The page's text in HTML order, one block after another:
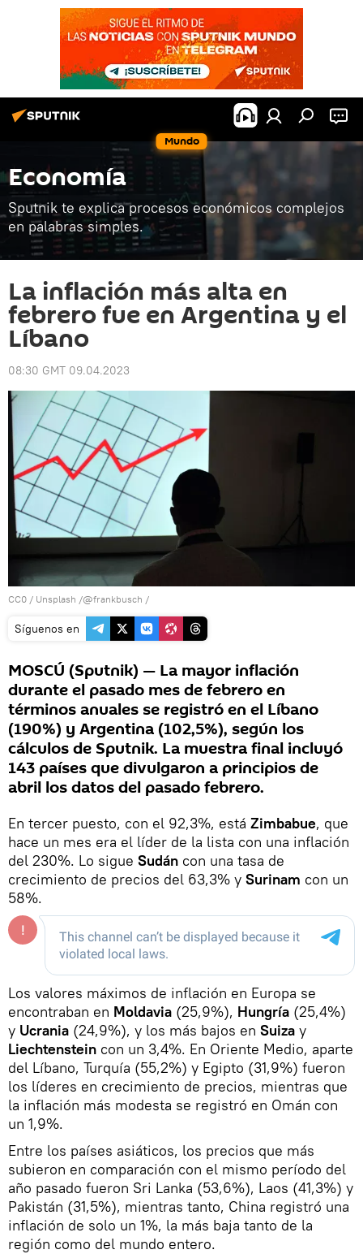
Mundo
Economía
Sputnik te explica procesos económicos complejos
en palabras simples.
La inflación más alta en
febrero fue en Argentina y el
Líbano
08:30 GMT 09.04.2023
CC0 / Unsplash /@frankbusch /
Síguenos en
MOSCÚ (Sputnik) — La mayor inflación
durante el pasado mes de febrero en
términos anuales se registró en el Líbano
(190%) y Argentina (102,5%), según los
cálculos de Sputnik. La muestra final incluyó
143 países que divulgaron a principios de
abril los datos del pasado febrero.
En tercer puesto, con el 92,3%, está Zimbabue, que
hace un mes era el líder de la lista con una inflación
del 230%. Lo sigue Sudán con una tasa de
crecimiento de precios del 63,3% y Surinam con un
58%.
Los valores máximos de inflación en Europa se
encontraban en Moldavia (25,9%), Hungría (25,4%)
y Ucrania (24,9%), y los más bajos en Suiza y
Liechtenstein con un 3,4%. En Oriente Medio, aparte
del Líbano, Turquía (55,2%) y Egipto (31,9%) fueron
los líderes en crecimiento de precios, mientras que
la inflación más modesta se registró en Omán con
un 1,9%.
Entre los países asiáticos, los precios que más
subieron en comparación con el mismo período del
año pasado fueron Sri Lanka (53,6%), Laos (41,3%) y
Pakistán (31,5%), mientras tanto, China registró una
inflación de solo un 1%, la más baja tanto de la
región como del mundo entero.